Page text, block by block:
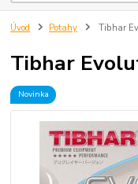
Úvod Potahy Tibhar
Tibhar
Novinka